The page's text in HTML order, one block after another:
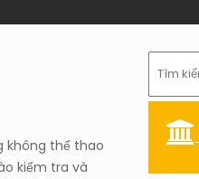
không thể thao
kiểm tra và